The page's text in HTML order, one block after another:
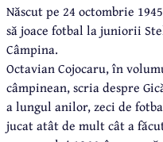
Născut pe 24 octombrie
să joace fotbal la juniorii
Câmpina.
Octavian Cojocaru, în
câmpinean, scria despre
a lungul anilor, zeci de
jucat atât de mult cât a